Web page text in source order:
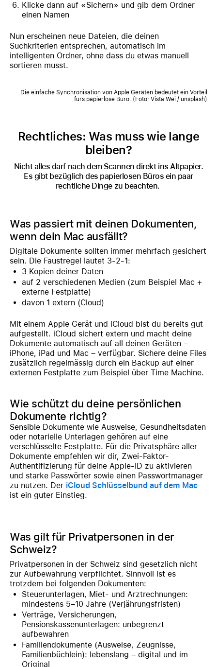
Klicke dann auf «Sichern» und gib dem Ordner
einen Namen
Nun erscheinen neue Dateien, die deinen
Suchkriterien entsprechen, automatisch im
intelligenten Ordner, ohne dass du etwas manuell
sortieren musst.
Die einfache Synchronisation von Apple Geräten bedeutet ein Vorteil
fürs papierlose Büro. (Foto: Vista Wei / unsplash)
Rechtliches: Was muss wie lange
bleiben?
Nicht alles darf nach dem Scannen direkt ins Altpapier.
Es gibt bezüglich des papierlosen Büros ein paar
rechtliche Dinge zu beachten.
Was passiert mit deinen Dokumenten,
wenn dein Mac ausfällt?
Digitale Dokumente sollten immer mehrfach gesichert
sein. Die Faustregel lautet 3-2-1:
3 Kopien deiner Daten
auf 2 verschiedenen Medien (zum Beispiel Mac +
externe Festplatte)
davon 1 extern (Cloud)
Mit einem Apple Gerät und iCloud bist du bereits gut
aufgestellt. iCloud sichert extern und macht deine
Dokumente automatisch auf all deinen Geräten –
iPhone, iPad und Mac – verfügbar. Sichere deine Files
zusätzlich regelmässig durch ein Backup auf einer
externen Festplatte zum Beispiel über Time Machine.
Wie schützt du deine persönlichen
Dokumente richtig?
Sensible Dokumente wie Ausweise, Gesundheitsdaten
oder notarielle Unterlagen gehören auf eine
verschlüsselte Festplatte. Für die Privatsphäre aller
Dokumente empfehlen wir dir, Zwei-Faktor-
Authentifizierung für deine Apple-ID zu aktivieren
und starke Passwörter sowie einen Passwortmanager
zu nutzen. Der iCloud Schlüsselbund auf dem Mac
ist ein guter Einstieg.
Was gilt für Privatpersonen in der
Schweiz?
Privatpersonen in der Schweiz sind gesetzlich nicht
zur Aufbewahrung verpflichtet. Sinnvoll ist es
trotzdem bei folgenden Dokumenten:
Steuerunterlagen, Miet- und Arztrechnungen:
mindestens 5–10 Jahre (Verjährungsfristen)
Verträge, Versicherungen,
Pensionskassenunterlagen: unbegrenzt
aufbewahren
Familiendokumente (Ausweise, Zeugnisse,
Familienbüchlein): lebenslang – digital und im
Original